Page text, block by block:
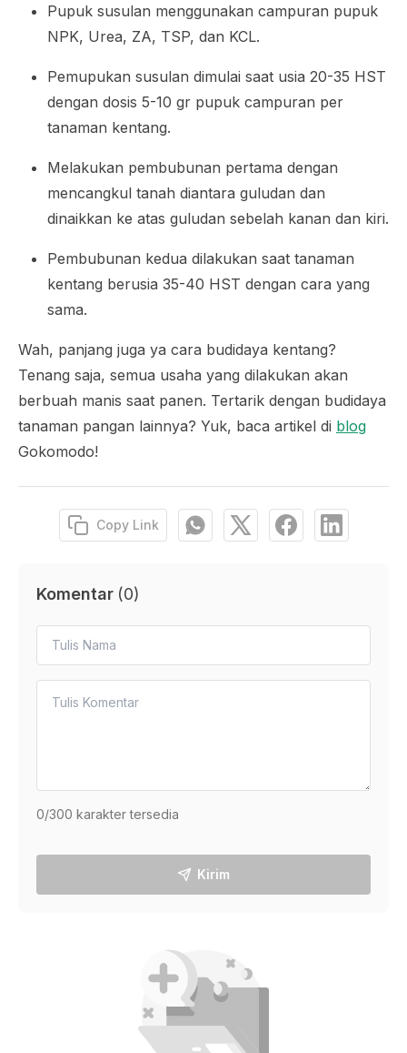
Pupuk susulan menggunakan campuran pupuk
NPK, Urea, ZA, TSP, dan KCL.
Pemupukan susulan dimulai saat usia 20-35 HST
dengan dosis 5-10 gr pupuk campuran per
tanaman kentang.
Melakukan pembubunan pertama dengan
mencangkul tanah diantara guludan dan
dinaikkan ke atas guludan sebelah kanan dan kiri.
Pembubunan kedua dilakukan saat tanaman
kentang berusia 35-40 HST dengan cara yang
sama.
Wah, panjang juga ya cara budidaya kentang?
Tenang saja, semua usaha yang dilakukan akan
berbuah manis saat panen. Tertarik dengan budidaya
tanaman pangan lainnya? Yuk, baca artikel di blog
Gokomodo!
Copy Link
Komentar (0)
0/300 karakter tersedia
Kirim